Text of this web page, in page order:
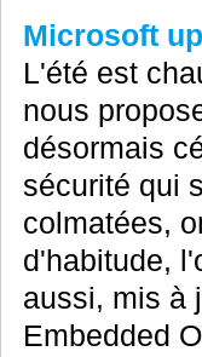
Microsoft
L'été est
nous
désormais
sécurité qui
colmatées,
d'habitude,
aussi, mis à
Embedded